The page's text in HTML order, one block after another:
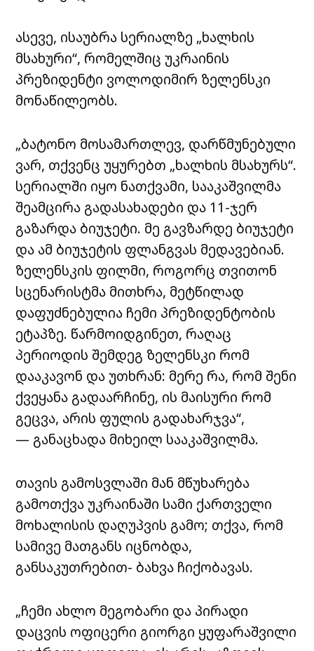
ასევე, ისაუბრა სერიალზე „ხალხის
მსახური“, რომელშიც უკრაინის
პრეზიდენტი ვოლოდიმირ ზელენსკი
მონაწილეობს.
„ბატონო მოსამართლევ, დარწმუნებული
ვარ, თქვენც უყურებთ „ხალხის მსახურს“.
სერიალში იყო ნათქვამი, სააკაშვილმა
შეამცირა გადასახადები და 11-ჯერ
გაზარდა ბიუჯეტი. მე გავზარდე ბიუჯეტი
და ამ ბიუჯეტის ფლანგვას მედავებიან.
ზელენსკის ფილმი, როგორც თვითონ
სცენარისტმა მითხრა, მეტწილად
დაფუძნებულია ჩემი პრეზიდენტობის
ეტაპზე. წარმოიდგინეთ, რაღაც
პერიოდის შემდეგ ზელენსკი რომ
დააკავონ და უთხრან: მერე რა, რომ შენი
ქვეყანა გადაარჩინე, ის მაისური რომ
გეცვა, არის ფულის გადახარჯვა“,
— განაცხადა მიხეილ სააკაშვილმა.
თავის გამოსვლაში მან მწუხარება
გამოთქვა უკრაინაში სამი ქართველი
მოხალისის დაღუპვის გამო; თქვა, რომ
სამივე მათგანს იცნობდა,
განსაკუთრებით- ბახვა ჩიქობავას.
„ჩემი ახლო მეგობარი და პირადი
დაცვის ოფიცერი გიორგი ყუფარაშვილი